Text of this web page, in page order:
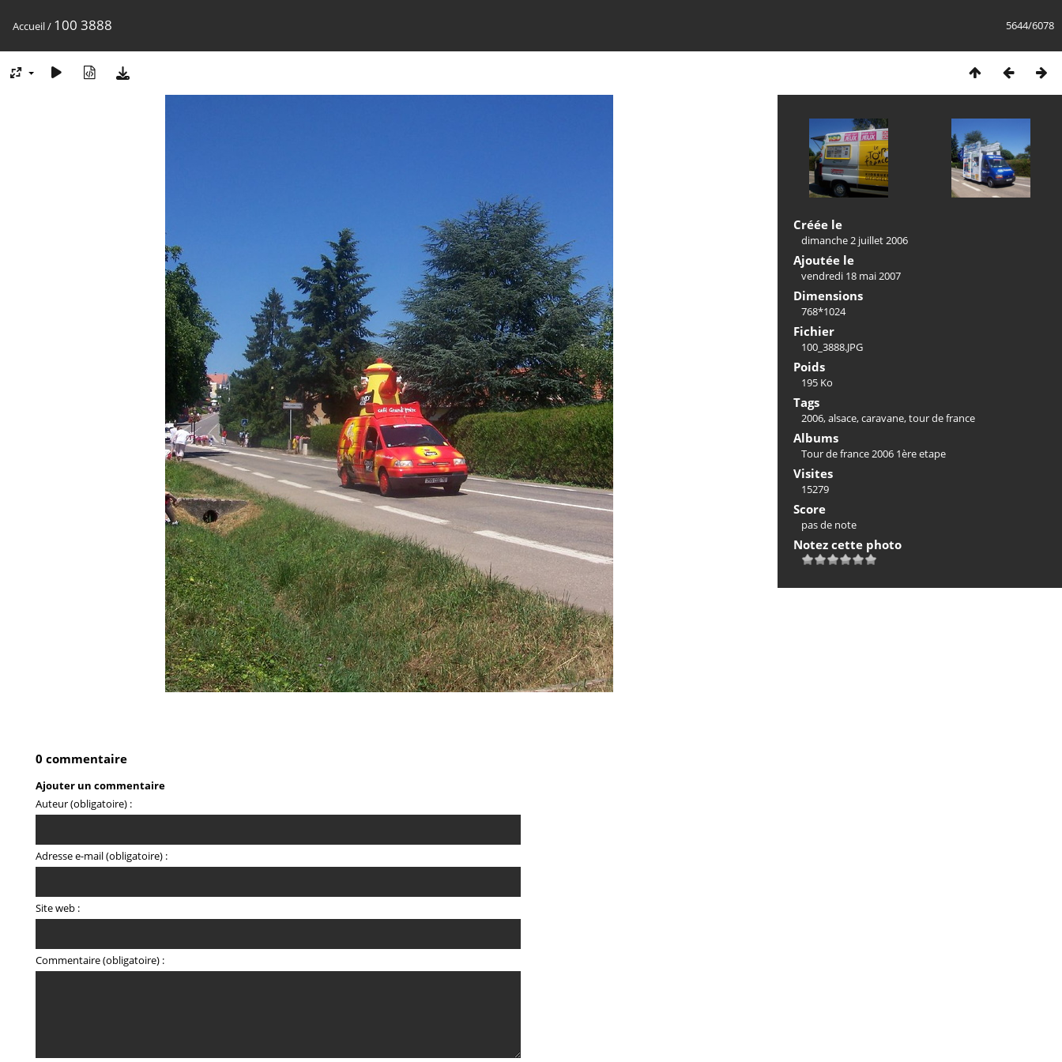
5644/6078
Accueil/ 100 3888
Créée le
dimanche 2 juillet 2006
Ajoutée le
vendredi 18 mai 2007
Dimensions
768*1024
Fichier
100_3888.JPG
Poids
195 Ko
Tags
2006,alsace,caravane,tour de france
Albums
Tour de france 2006 1ère etape
Visites
15279
Score
pas de note
Notez cette photo
0 commentaire
Ajouter un commentaire
Auteur (obligatoire) :
Adresse e-mail (obligatoire) :
Site web :
Commentaire (obligatoire) :